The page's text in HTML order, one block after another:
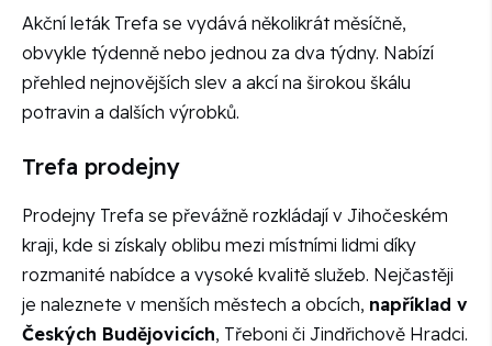
Akční leták Trefa se vydává několikrát měsíčně,
obvykle týdenně nebo jednou za dva týdny. Nabízí
přehled nejnovějších slev a akcí na širokou škálu
potravin a dalších výrobků.
Trefa prodejny
Prodejny Trefa se převážně rozkládají v Jihočeském
kraji, kde si získaly oblibu mezi místními lidmi díky
rozmanité nabídce a vysoké kvalitě služeb. Nejčastěji
je naleznete v menších městech a obcích, například v
Českých Budějovicích, Třeboni či Jindřichově Hradci.